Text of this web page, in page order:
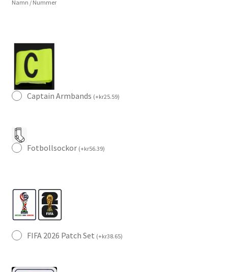
Shorts
Namn / Nummer
Captain Armbands (+kr25.59)
Fotbollsockor (+kr56.39)
FIFA 2026 Patch Set (+kr38.65)